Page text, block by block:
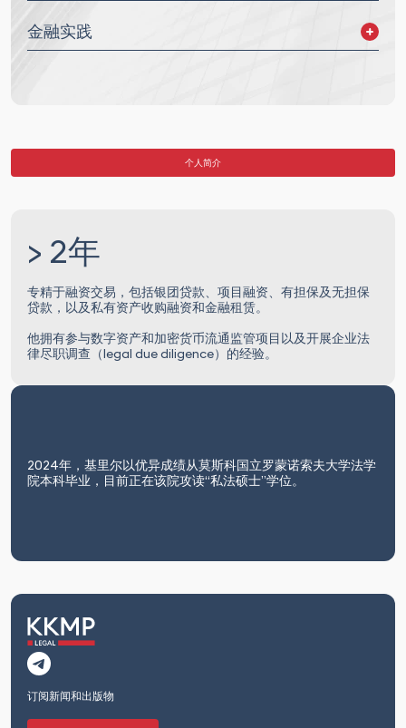
数字资产
信息技术
金融实践
个人简介
> 2年
专精于融资交易，包括银团贷款、项目融资、有担保及无担保
贷款，以及私有资产收购融资和金融租赁。
他拥有参与数字资产和加密货币流通监管项目以及开展企业法
律尽职调查（legal due diligence）的经验。
2024年，基里尔以优异成绩从莫斯科国立罗蒙诺索夫大学法学
院本科毕业，目前正在该院攻读“私法硕士”学位。
订阅新闻和出版物